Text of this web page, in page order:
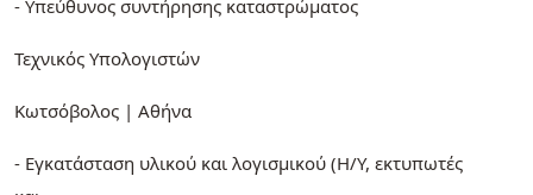
- Υπεύθυνος συντήρησης καταστρώματος
Τεχνικός Υπολογιστών
Κωτσόβολος | Αθήνα
- Εγκατάσταση υλικού και λογισμικού (Η/Υ, εκτυπωτές